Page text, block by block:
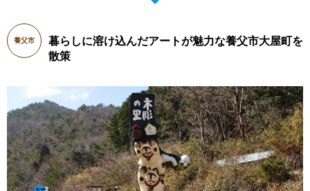
養父市
暮らしに溶け込んだアートが魅力な養父市大屋町を
散策